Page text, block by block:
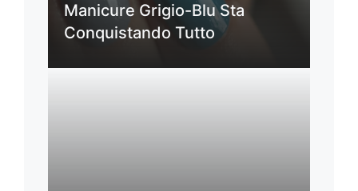
Manicure Grigio-Blu Sta
Conquistando Tutto